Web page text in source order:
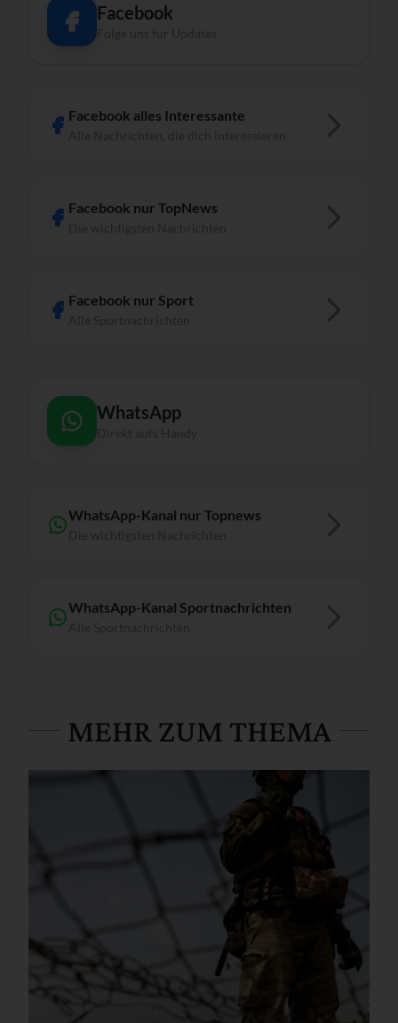
Facebook
Facebook alles Interessante
Facebook nur TopNews
Facebook nur Sport
WhatsApp
WhatsApp-Kanal nur Topnews
WhatsApp-Kanal Sportnachrichten
MEHR ZUM THEMA